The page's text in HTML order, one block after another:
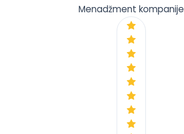
Menadžment kompanije